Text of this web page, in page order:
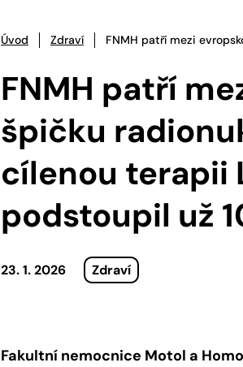
Úvod Zdraví FNMH patří mezi
FNMH patří
špičku
cílenou terapii
podstoupil už
23. 1. 2026 Zdraví
Fakultní nemocnice Motol a